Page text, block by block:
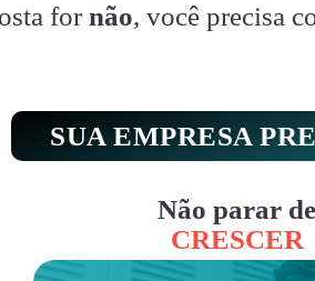
for não, você precisa
SUA EMPRESA
Não parar de
CRESCER